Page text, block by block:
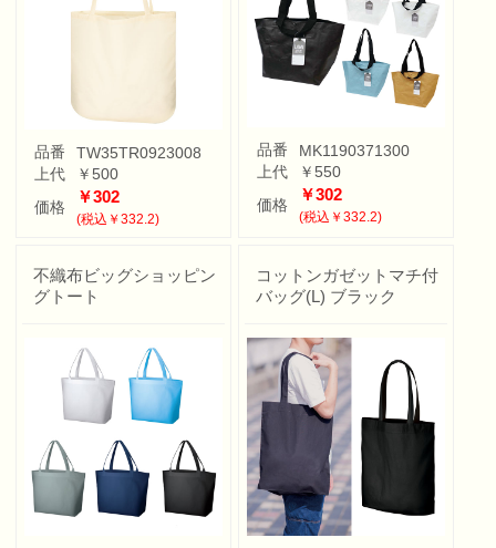
品番
TW35TR0923008
上代
￥500
価格
￥302
(税込￥332.2)
品番
MK1190371300
上代
￥550
価格
￥302
(税込￥332.2)
不織布ビッグショッピン
グトート
コットンガゼットマチ付
バッグ(L) ブラック